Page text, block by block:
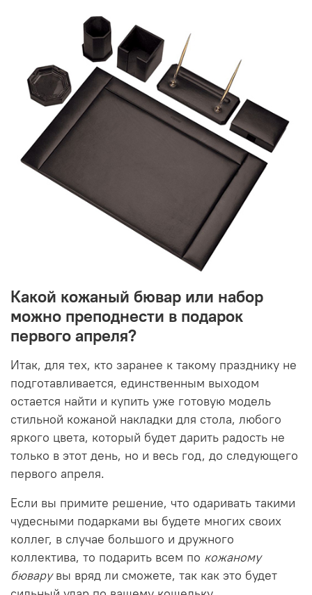
Какой кожаный бювар или набор
можно преподнести в подарок
первого апреля?
Итак, для тех, кто заранее к такому празднику не
подготавливается, единственным выходом
остается найти и купить уже готовую модель
стильной кожаной накладки для стола, любого
яркого цвета, который будет дарить радость не
только в этот день, но и весь год, до следующего
первого апреля.
Если вы примите решение, что одаривать такими
чудесными подарками вы будете многих своих
коллег, в случае большого и дружного
коллектива, то подарить всем по кожаному
бюварувы вряд ли сможете, так как это будет